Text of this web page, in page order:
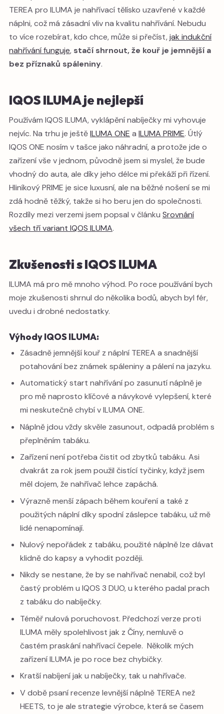
TEREA pro ILUMA je nahřívací tělísko uzavřené v každé
náplni, což má zásadní vliv na kvalitu nahřívání. Nebudu
to více rozebírat, kdo chce, může si přečíst,jak indukční
nahřívání funguje, stačí shrnout, že kouř je jemnější a
bez příznaků spáleniny.
IQOS ILUMA je nejlepší
Používám IQOS ILUMA, vyklápění nabíječky mi vyhovuje
nejvíc. Na trhu je ještěILUMA ONE a ILUMA PRIME. Útlý
IQOS ONE nosím v tašce jako náhradní, a protože jde o
zařízení vše v jednom, původně jsem si myslel, že bude
vhodný do auta, ale díky jeho délce mi překáží při řízení.
Hliníkový PRIME je sice luxusní, ale na běžné nošení se mi
zdá hodně těžký, takže si ho beru jen do společnosti.
Rozdíly mezi verzemi jsem popsal v článku Srovnání
všech tří variant IQOS ILUMA.
Zkušenosti s IQOS ILUMA
ILUMA má pro mě mnoho výhod. Po roce používání bych
moje zkušenosti shrnul do několika bodů, abych byl fér,
uvedu i drobné nedostatky.
Výhody IQOS ILUMA:
Zásadně jemnější kouř z náplní TEREA a snadnější
potahování bez známek spáleniny a pálení na jazyku.
Automatický start nahřívání po zasunutí náplně je
pro mě naprosto klíčové a návykové vylepšení, které
mi neskutečně chybí v ILUMA ONE.
Náplně jdou vždy skvěle zasunout, odpadá problém s
přeplněním tabáku.
Zařízení není potřeba čistit od zbytků tabáku. Asi
dvakrát za rok jsem použil čistící tyčinky, když jsem
měl dojem, že nahřívač lehce zapáchá.
Výrazně menší zápach během kouření a také z
použitých náplní díky spodní záslepce tabáku, už mě
lidé nenapomínají.
Nulový nepořádek z tabáku, použité náplně lze dávat
klidně do kapsy a vyhodit později.
Nikdy se nestane, že by se nahřívač nenabil, což byl
častý problém u IQOS 3 DUO, u kterého padal prach
z tabáku do nabíječky.
Téměř nulová poruchovost. Předchozí verze proti
ILUMA měly spolehlivost jak z Číny, nemluvě o
častém praskání nahřívací čepele. Několik mých
zařízení ILUMA je po roce bez chybičky.
Kratší nabíjení jak u nabíječky, tak u nahřívače.
V době psaní recenze levnější náplně TEREA než
HEETS, to je ale strategie výrobce, která se časem